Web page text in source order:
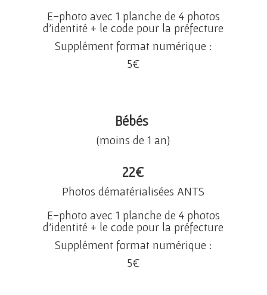
E-photo avec 1 planche de 4 photos
d’identité + le code pour la préfecture
Supplément format numérique :
5€
Bébés
(moins de 1 an)
22€
Photos dématérialisées ANTS
E-photo avec 1 planche de 4 photos
d’identité + le code pour la préfecture
Supplément format numérique :
5€